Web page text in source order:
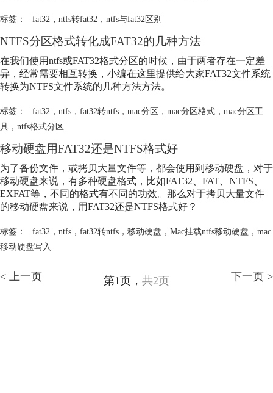
标签： fat32 ， ntfs转fat32 ， ntfs与fat32区别
NTFS分区格式转化成FAT32的几种方法
在我们使用ntfs或FAT32格式分区的时候，由于两者存在一定差
异，经常需要相互转换，小编在这里提供给大家FAT32文件系统
转换为NTFS文件系统的几种方法方法。
标签： fat32 ， ntfs， fat32转ntfs， mac分区， mac分区格式， mac分区工
具 ， ntfs格式分区
移动硬盘用FAT32还是NTFS格式好
为了备份文件，或拷贝大量文件等，都会使用到移动硬盘，对于
移动硬盘来说，有多种硬盘格式，比如FAT32、FAT、NTFS、
EXFAT等，不同的格式有不同的功效。那么对于拷贝大量文件
的移动硬盘来说，用FAT32还是NTFS格式好？
标签： fat32 ， ntfs， fat32转ntfs， 移动硬盘 ， Mac挂载ntfs移动硬盘 ， mac
移动硬盘写入
< 上一页 第1页， 共2页 下一页 >